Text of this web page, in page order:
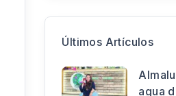
Últimos Artículos
agua